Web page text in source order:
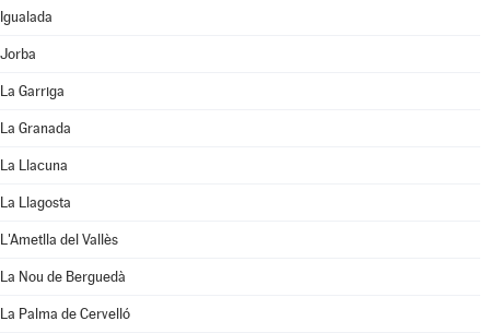
Igualada
Jorba
La Garriga
La Granada
La Llacuna
La Llagosta
L'Ametlla del Vallès
La Nou de Berguedà
La Palma de Cervelló